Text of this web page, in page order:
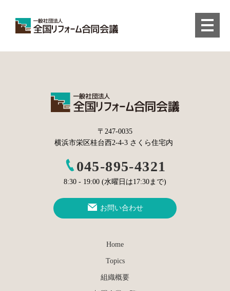
〒247-0035
横浜市栄区桂台西2-4-3 さくら住宅内
045-895-4321
8:30 - 19:00 (水曜日は17:30まで)
お問い合わせ
Home
Topics
組織概要